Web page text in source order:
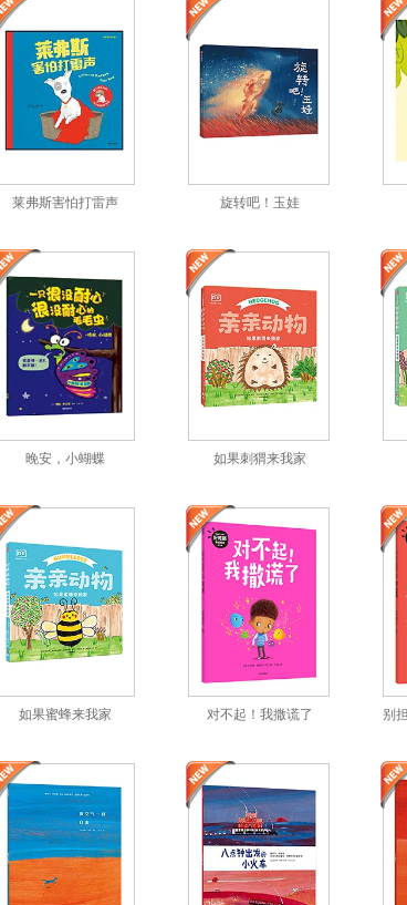
莱弗斯害怕打雷声 旋转吧！玉娃
晚安，小蝴蝶 如果刺猬来我家
如果蜜蜂来我家 对不起！我撒谎了